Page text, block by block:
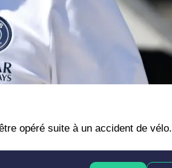
opéré suite à un accident de vélo.